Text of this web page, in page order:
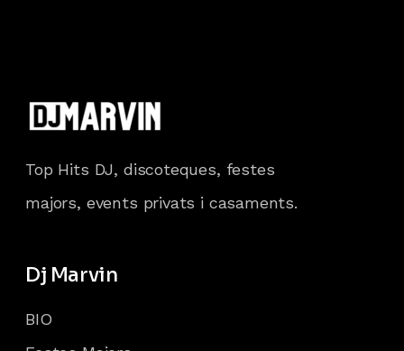
Top Hits DJ, discoteques, festes
majors, events privats i casaments.
Dj Marvin
BIO